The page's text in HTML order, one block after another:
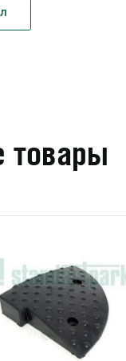
товары